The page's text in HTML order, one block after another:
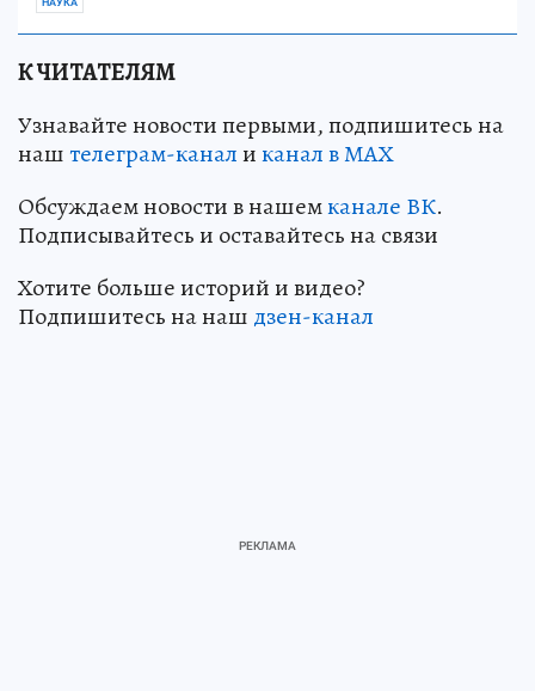
НАУКА
К ЧИТАТЕЛЯМ
Узнавайте новости первыми, подпишитесь на
наштелеграм-каналиканал в МАХ
Обсуждаем новости в нашемканале ВК.
Подписывайтесь и оставайтесь на связи
Хотите больше историй и видео?
Подпишитесь на наш дзен-канал